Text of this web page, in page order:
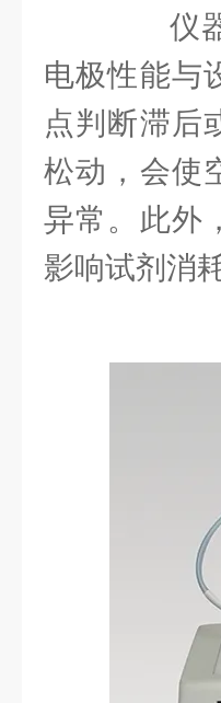
仪器
电极性能与
点判断滞后
松动，会使
异常。此外
影响试剂消